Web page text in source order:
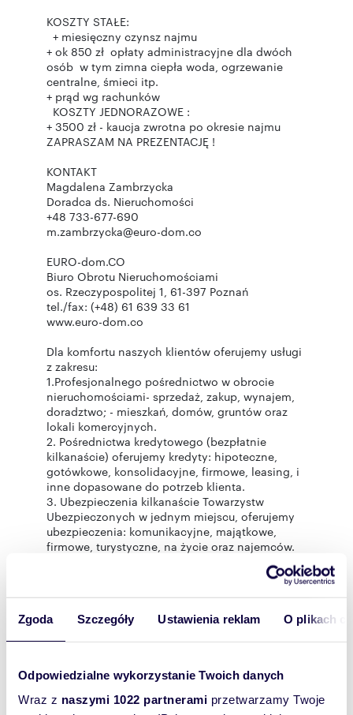
Zgoda Szczegóły Ustawienia reklam O plikach
Odpowiedzialne wykorzystanie Twoich danych
Wraz z naszymi 1022 partnerami przetwarzamy Twoje
KOSZTY STAŁE:
+ miesięczny czynsz najmu
+ ok 850 zł opłaty administracyjne dla dwóch
osób w tym zimna ciepła woda, ogrzewanie
centralne, śmieci itp.
+ prąd wg rachunków
KOSZTY JEDNORAZOWE :
+ 3500 zł - kaucja zwrotna po okresie najmu
ZAPRASZAM NA PREZENTACJĘ !
KONTAKT
Magdalena Zambrzycka
Doradca ds. Nieruchomości
+48 733-677-690
m.zambrzycka@euro-dom.co
EURO-dom.CO
Biuro Obrotu Nieruchomościami
os. Rzeczypospolitej 1, 61-397 Poznań
tel./fax: (+48) 61 639 33 61
www.euro-dom.co
Dla komfortu naszych klientów oferujemy usługi
z zakresu:
1.Profesjonalnego pośrednictwo w obrocie
nieruchomościami- sprzedaż, zakup, wynajem,
doradztwo; - mieszkań, domów, gruntów oraz
lokali komercyjnych.
2. Pośrednictwa kredytowego (bezpłatnie
kilkanaście) oferujemy kredyty: hipoteczne,
gotówkowe, konsolidacyjne, firmowe, leasing, i
inne dopasowane do potrzeb klienta.
3. Ubezpieczenia kilkanaście Towarzystw
Ubezpieczonych w jednym miejscu, oferujemy
ubezpieczenia: komunikacyjne, majątkowe,
firmowe, turystyczne, na życie oraz najemców.
przepisów art. 66§ 1. Kodeksu Cywilnego
Wykorzystywanie ich lub rozpowszechnianie bez
pisemnej zgody autora, jest naruszeniem praw
autorskich i pociąga za sobą odpowiedzialność